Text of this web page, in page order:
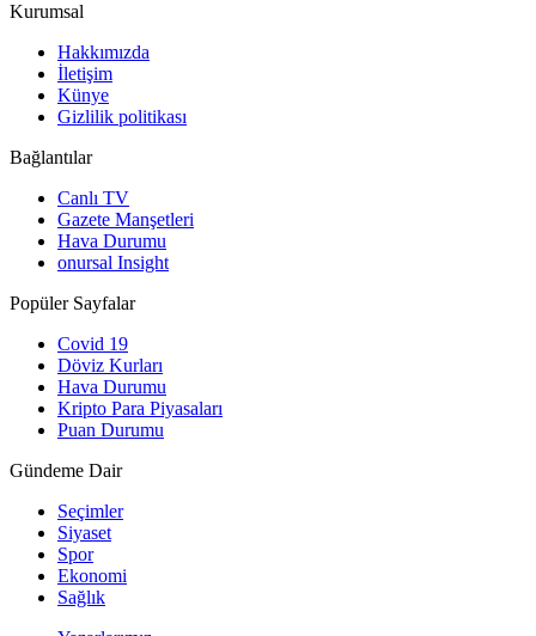
Kurumsal
Hakkımızda
İletişim
Künye
Gizlilik politikası
Bağlantılar
Canlı TV
Gazete Manşetleri
Hava Durumu
onursal Insight
Popüler Sayfalar
Covid 19
Döviz Kurları
Hava Durumu
Kripto Para Piyasaları
Puan Durumu
Gündeme Dair
Seçimler
Siyaset
Spor
Ekonomi
Sağlık